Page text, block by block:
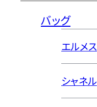
バッグ
エルメス
シャネル